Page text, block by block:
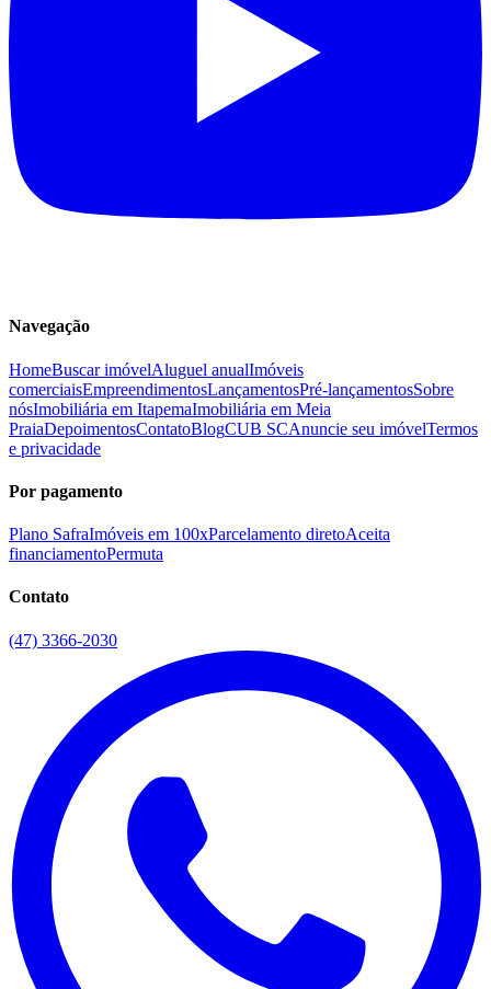
Navegação
HomeBuscar imóvelAluguel anualImóveis
comerciaisEmpreendimentosLançamentosPré-lançamentosSobre
nósImobiliária em ItapemaImobiliária em Meia
PraiaDepoimentosContatoBlogCUB SCAnuncie seu imóvelTermos
e privacidade
Por pagamento
Plano SafraImóveis em 100xParcelamento diretoAceita
financiamentoPermuta
Contato
(47) 3366-2030